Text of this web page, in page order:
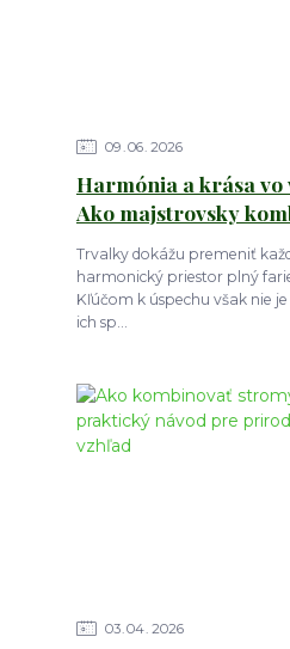
09 06 2026
Harmónia a krása vo
Ako majstrovsky
Trvalky dokážu premeniť
harmonický priestor plný
Kľúčom k úspechu však nie
ich sp...
03 04 2026